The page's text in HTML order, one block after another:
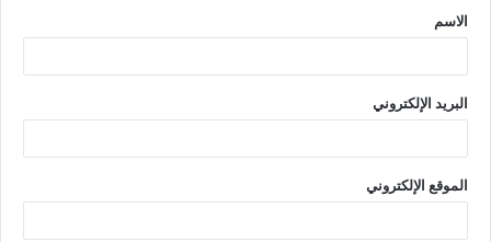
الاسم
البريد الإلكتروني
الموقع الإلكتروني